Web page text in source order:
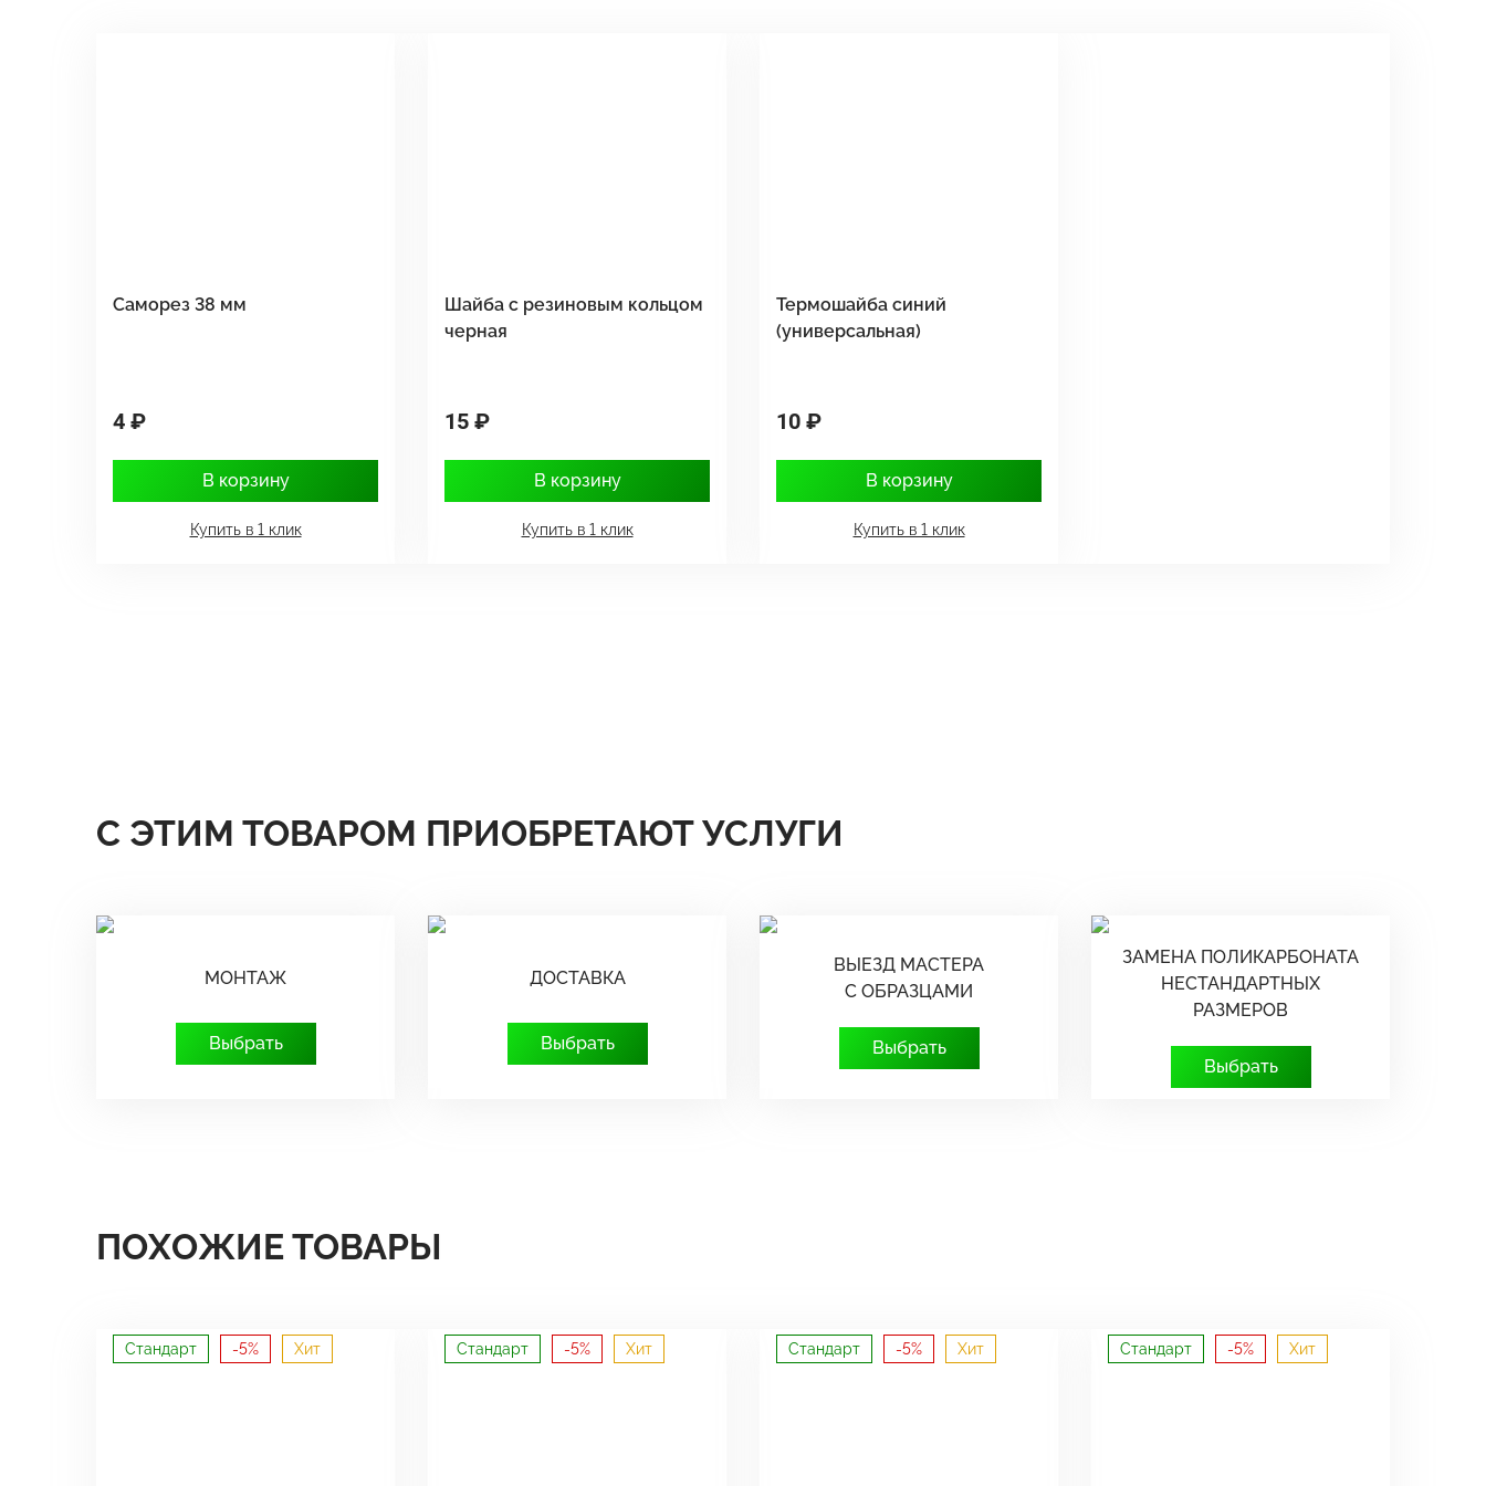
Саморез 38 мм
4 ₽
В корзину
Купить в 1 клик
Шайба с резиновым кольцом
черная
15 ₽
В корзину
Купить в 1 клик
Термошайба синий
(универсальная)
10 ₽
В корзину
Купить в 1 клик
С ЭТИМ ТОВАРОМ ПРИОБРЕТАЮТ УСЛУГИ
МОНТАЖ
Выбрать
ДОСТАВКА
Выбрать
ВЫЕЗД МАСТЕРА
С ОБРАЗЦАМИ
Выбрать
ЗАМЕНА ПОЛИКАРБОНАТА
НЕСТАНДАРТНЫХ
РАЗМЕРОВ
Выбрать
ПОХОЖИЕ ТОВАРЫ
Стандарт -5% Хит Стандарт -5% Хит Стандарт -5% Хит Стандарт -5% Хит